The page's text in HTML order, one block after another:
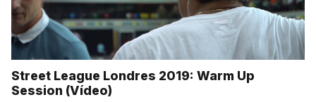
Street League Londres 2019: Warm Up
Session (Vídeo)